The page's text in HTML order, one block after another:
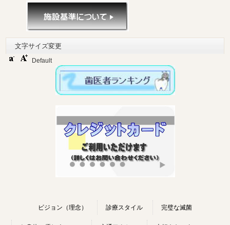
文字サイズ変更
Default
ビジョン（理念） 診療スタイル 完璧な滅菌